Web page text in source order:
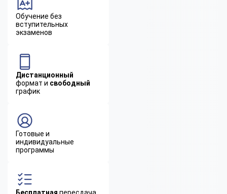
Обучение без
вступительных
экзаменов
Дистанционный
формат и свободный
график
Готовые и
индивидуальные
программы
Бесплатная пересдача